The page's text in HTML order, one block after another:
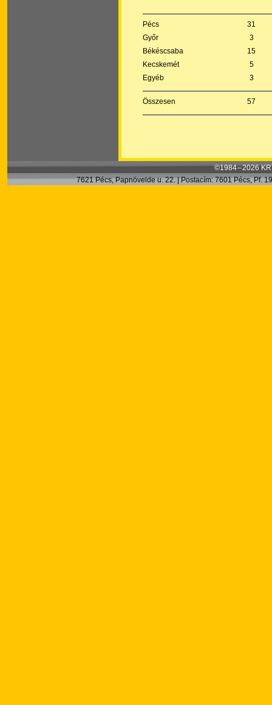
Pécs
31
Győr
3
Békéscsaba
15
Kecskemét
5
Egyéb
3
Összesen 57
©1984 – 2026
7621 Pécs, Papnövelde u. 22. | Postacím: 7601 Pécs, Pf.